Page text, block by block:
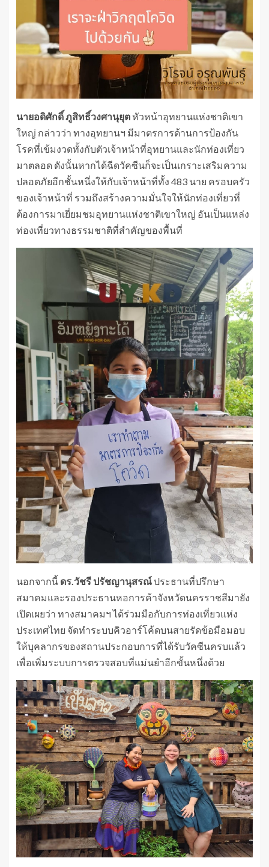
นายอดิศักดิ์ ภูสิทธิ์วงศานุยุตหัวหน้าอุทยานแห่งชาติเขา
ใหญ่ กล่าวว่า ทางอุทยานฯ มีมาตรการด้านการป้องกัน
โรคที่เข้มงวดทั้งกับตัวเจ้าหน้าที่อุทยานและนักท่องเที่ยว
มาตลอด ดังนั้นหากได้ฉีดวัคซีนก็จะเป็นเกราะเสริมความ
ปลอดภัยอีกชั้นหนึ่งให้กับเจ้าหน้าที่ทั้ง 483 นาย ครอบครัว
ของเจ้าหน้าที่ รวมถึงสร้างความมั่นใจให้นักท่องเที่ยวที่
ต้องการมาเยี่ยมชมอุทยานแห่งชาติเขาใหญ่ อันเป็นแหล่ง
ท่องเที่ยวทางธรรมชาติที่สำคัญของพื้นที่
นอกจากนี้ ดร.วัชรี ปรัชญานุสรณ์ประธานที่ปรึกษา
สมาคมและรองประธานหอการค้าจังหวัดนครราชสีมายัง
เปิดเผยว่า ทางสมาคมฯ ได้ร่วมมือกับการท่องเที่ยวแห่ง
ประเทศไทย จัดทำระบบคิวอาร์โค้ดบนสายรัดข้อมือมอบ
ให้บุคลากรของสถานประกอบการที่ได้รับวัคซีนครบแล้ว
เพื่อเพิ่มระบบการตรวจสอบที่แม่นยำอีกขั้นหนึ่งด้วย